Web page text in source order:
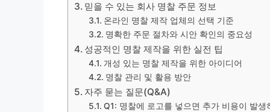
믿을 수 있는 회사 명찰 주문 정보
온라인 명찰 제작 업체의 선택 기준
명확한 주문 절차와 시안 확인의 중요성
성공적인 명찰 제작을 위한 실전 팁
개성 있는 명찰 제작을 위한 아이디어
명찰 관리 및 활용 방안
자주 묻는 질문(Q&A)
Q1: 명찰에 로고를 넣으면 추가 비용이 발생